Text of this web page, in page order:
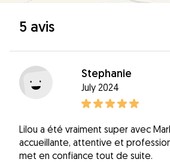
5 avis
Stephanie
July 2024
Lilou a été vraiment super avec
accueillante, attentive et
met en confiance tout de suite.